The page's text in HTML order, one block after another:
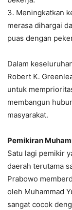
3. Meningkatkan
merasa dihargai
puas dengan
Dalam
Robert K.
untuk
membangun
masyarakat.
Pemikiran
Satu lagi pemikir
daerah terutama
Prabowo
oleh Muhammad
sangat cocok